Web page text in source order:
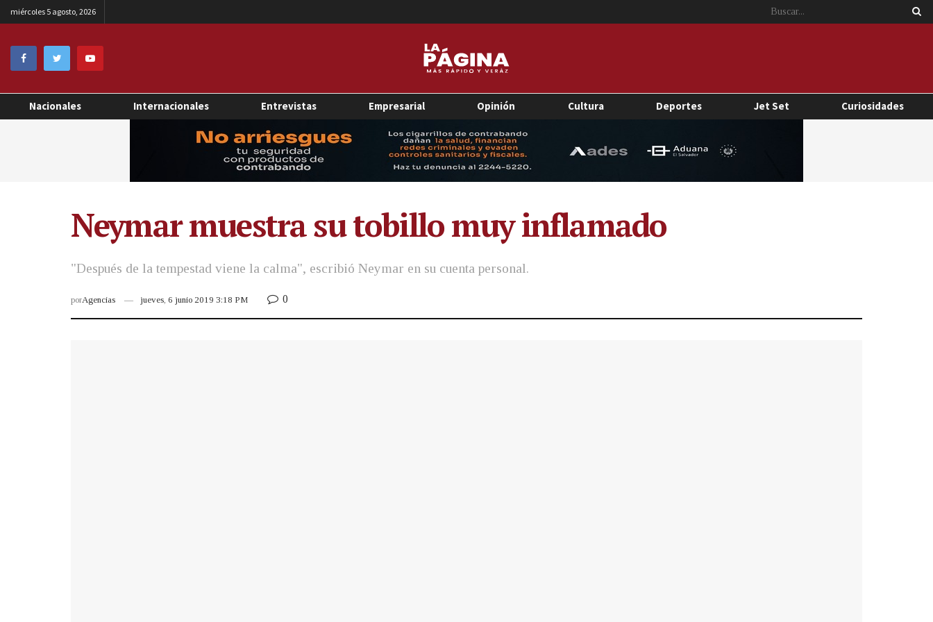
miércoles 5 agosto, 2026
Nacionales Internacionales Entrevistas Empresarial Opinión Cultura Deportes Jet Set Curiosidades
Neymar muestra su tobillo muy inflamado
"Después de la tempestad viene la calma", escribió Neymar en su cuenta personal.
porAgencias jueves, 6 junio 2019 3:18 PM 0